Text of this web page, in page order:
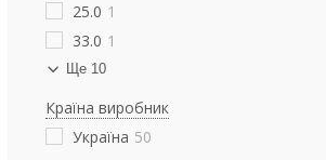
25.0 1
33.0 1
Ще 10
Країна виробник
Україна 50